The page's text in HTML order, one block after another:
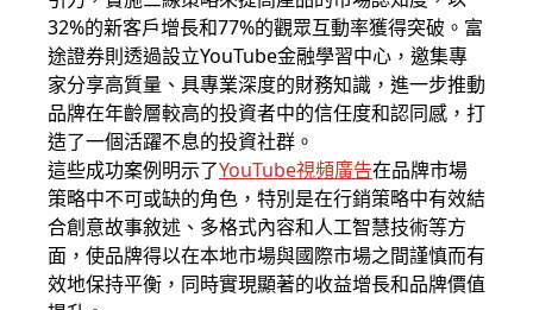
32%的新客戶增長和77%的觀眾互動率獲得突破。富
途證券則透過設立YouTube金融學習中心，邀集專
家分享高質量、具專業深度的財務知識，進一步推動
品牌在年齡層較高的投資者中的信任度和認同感，打
造了一個活躍不息的投資社群。
這些成功案例明示了YouTube視頻廣告在品牌市場
策略中不可或缺的角色，特別是在行銷策略中有效結
合創意故事敘述、多格式內容和人工智慧技術等方
面，使品牌得以在本地市場與國際市場之間謹慎而有
效地保持平衡，同時實現顯著的收益增長和品牌價值